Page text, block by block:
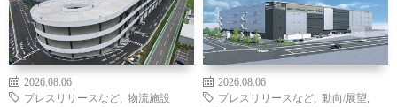
2026.08.06
プレスリリースなど
物流施設
2026.08.06
プレスリリースなど
動向/展望